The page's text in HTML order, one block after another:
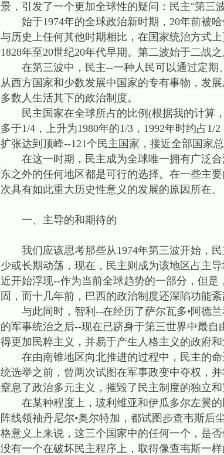
景，引发了一个更加全球性的疑问：民主"第三
始于1974年的全球政治新时期，20年前被哈
与历史上任何其他时期相比，在国家统治方式
1828年至20世纪20年代早期。第二波始于二战
在第三波中，民主--一种人民可以通过定期
从西方国家和少数发展中国家的专有事物，发
多数人生活其下的政治制度。
民主国家在全球所占的比例(根据我的计算，
多于1/4，上升为1980年的1/3，1992年时约占1/
扩张达到顶峰--121个民主国家，接近全部国家总
在这一时期，民主成为全球唯一拥有广泛合
东之外的任何地区都是可行的选择。在一些主
次具有如此重大历史性意义的发展的原因所在。
一、主导的和期待的
我们应该思考那些从1974年第三波开始，民
少或长期动荡，现在，民主则成为该地区占主
近开始浮现--作为当前全球趋势的一部分，但
固，而十几年前，巴西的政治制度还深陷功能
与此同时，智利--在经历了萨尔瓦多•阿德兰
的军事统治之后--现在已跻身于第三世界中最
得更加民粹主义，并易于产生人格主义的政府
在由南锥地区向北推进的过程中，民主的命
统选举之前，曾两次试图在军事政变中夺权，
窒息了政治多元主义，摧毁了民主制度的独立
在某种程度上，玻利维亚和伊瓜多尔左翼的
阵线领袖丹尼尔•奥尔特加，都试图步查韦斯
格意义上来说，这三个国家中的任何一个，是
没有一个在破坏民主程序上，取得像查韦斯一